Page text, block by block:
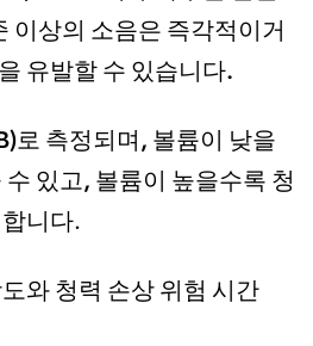
이상의 소음은 즉각적이거
유발할 수 있습니다.
로 측정되며, 볼륨이 낮을
있고, 볼륨이 높을수록 청
합니다.
와 청력 손상 위험 시간